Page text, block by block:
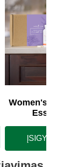
Women's
ĮSIGYKITE